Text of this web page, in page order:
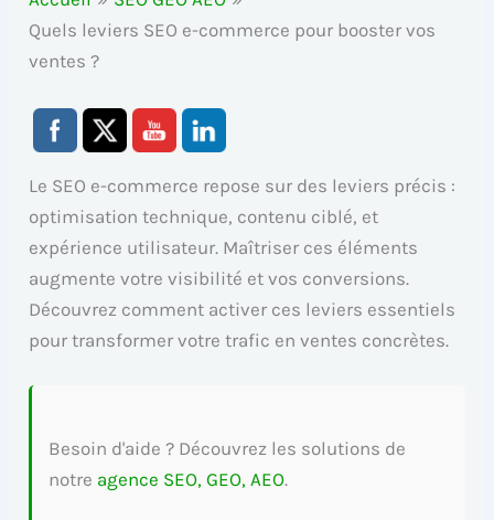
Quels leviers SEO e-commerce pour booster vos
ventes ?
Le SEO e-commerce repose sur des leviers précis :
optimisation technique, contenu ciblé, et
expérience utilisateur. Maîtriser ces éléments
augmente votre visibilité et vos conversions.
Découvrez comment activer ces leviers essentiels
pour transformer votre trafic en ventes concrètes.
Besoin d'aide ? Découvrez les solutions de
notre agence SEO, GEO, AEO.